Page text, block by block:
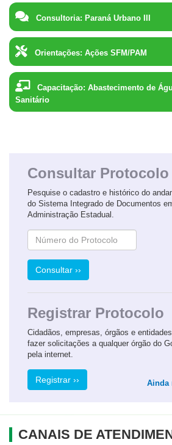
Consultoria: Paraná Urbano III
Orientações: Ações SFM/PAM
Capacitação: Abastecimento de
Sanitário
Consultar Protocolo
Pesquise o cadastro e histórico do
do Sistema Integrado de Documentos
Administração Estadual.
Consultar ››
Registrar Protocolo
Cidadãos, empresas, órgãos e
fazer solicitações a qualquer órgão do
pela internet.
Registrar ›› Ainda
CANAIS DE